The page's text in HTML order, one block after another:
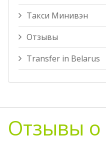
Такси Минивэн
Отзывы
Transfer in Belarus
Отзывы